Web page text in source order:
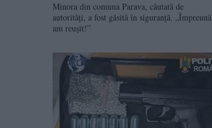
Minora din comuna Parava, căutată de
autorități, a fost găsită în siguranță. „Împreună
am reușit!”